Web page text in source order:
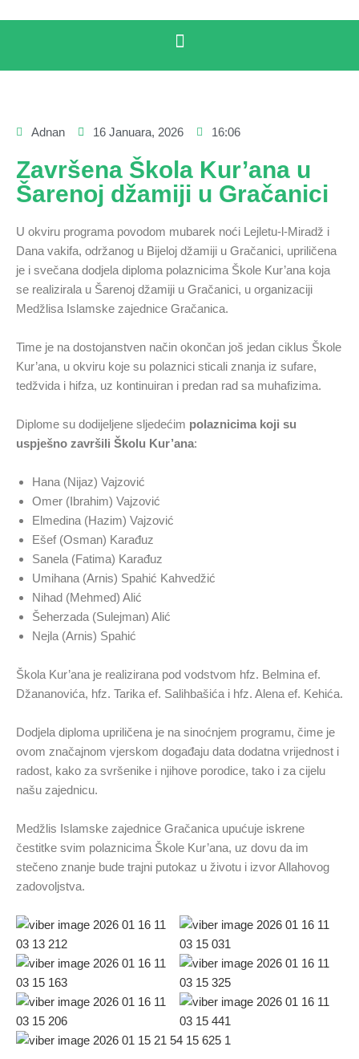
Adnan 16 Januara, 2026 16:06
Završena Škola Kur’ana u
Šarenoj džamiji u Gračanici
U okviru programa povodom mubarek noći Lejletu-l-Miradž i
Dana vakifa, održanog u Bijeloj džamiji u Gračanici, upriličena
je i svečana dodjela diploma polaznicima Škole Kur’ana koja
se realizirala u Šarenoj džamiji u Gračanici, u organizaciji
Medžlisa Islamske zajednice Gračanica.
Time je na dostojanstven način okončan još jedan ciklus Škole
Kur’ana, u okviru koje su polaznici sticali znanja iz sufare,
tedžvida i hifza, uz kontinuiran i predan rad sa muhafizima.
Diplome su dodijeljene sljedećim polaznicima koji su
uspješno završili Školu Kur’ana:
Hana (Nijaz) Vajzović
Omer (Ibrahim) Vajzović
Elmedina (Hazim) Vajzović
Ešef (Osman) Karađuz
Sanela (Fatima) Karađuz
Umihana (Arnis) Spahić Kahvedžić
Nihad (Mehmed) Alić
Šeherzada (Sulejman) Alić
Nejla (Arnis) Spahić
Škola Kur’ana je realizirana pod vodstvom hfz. Belmina ef.
Džananovića, hfz. Tarika ef. Salihbašića i hfz. Alena ef. Kehića.
Dodjela diploma upriličena je na sinoćnjem programu, čime je
ovom značajnom vjerskom događaju data dodatna vrijednost i
radost, kako za svršenike i njihove porodice, tako i za cijelu
našu zajednicu.
Medžlis Islamske zajednice Gračanica upućuje iskrene
čestitke svim polaznicima Škole Kur’ana, uz dovu da im
stečeno znanje bude trajni putokaz u životu i izvor Allahovog
zadovoljstva.